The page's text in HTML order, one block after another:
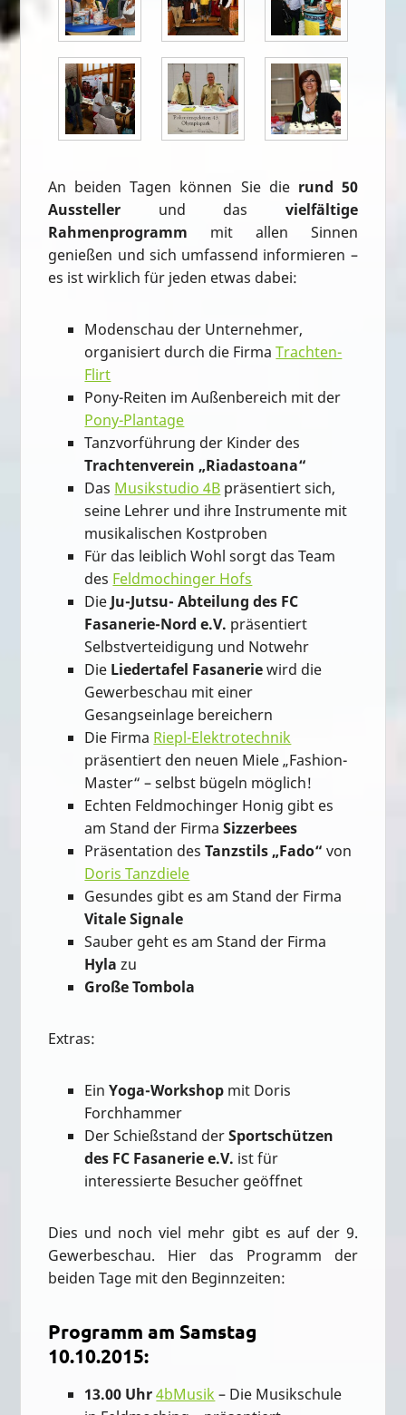
An beiden Tagen können Sie die rund 50
Aussteller und das vielfältige
Rahmenprogramm mit allen Sinnen
genießen und sich umfassend informieren –
es ist wirklich für jeden etwas dabei:
Modenschau der Unternehmer,
organisiert durch die FirmaTrachten-
Flirt
Pony-Reiten im Außenbereich mit der
Pony-Plantage
Tanzvorführung der Kinder des
Trachtenverein „Riadastoana“
Das Musikstudio 4B präsentiert sich,
seine Lehrer und ihre Instrumente mit
musikalischen Kostproben
Für das leiblich Wohl sorgt das Team
des Feldmochinger Hofs
Die Ju-Jutsu- Abteilung des FC
Fasanerie-Nord e.V. präsentiert
Selbstverteidigung und Notwehr
Die Liedertafel Fasaneriewird die
Gewerbeschau mit einer
Gesangseinlage bereichern
Die Firma Riepl-Elektrotechnik
präsentiert den neuen Miele „Fashion-
Master“ – selbst bügeln möglich!
Echten Feldmochinger Honig gibt es
am Stand der FirmaSizzerbees
Präsentation desTanzstils „Fado“ von
Doris Tanzdiele
Gesundes gibt es am Stand der Firma
Vitale Signale
Sauber geht es am Stand der Firma
Hyla zu
Große Tombola
Extras:
EinYoga-Workshop mit Doris
Forchhammer
Der Schießstand derSportschützen
des FC Fasanerie e.V. ist für
interessierte Besucher geöffnet
Dies und noch viel mehr gibt es auf der 9.
Gewerbeschau. Hier das Programm der
beiden Tage mit den Beginnzeiten:
Programm am Samstag
10.10.2015:
13.00 Uhr 4bMusik– Die Musikschule